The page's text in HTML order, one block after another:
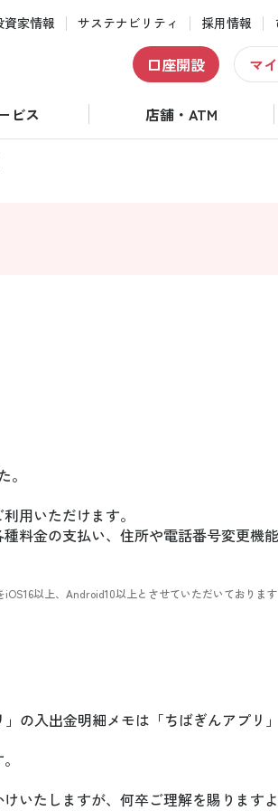
資家情報 サステナビリティ 採用情報
口座開設 マ
ビス 店舗・ATM
用いただけます。
料金の支払い、住所や電話番号変更機
以上、Android10以上とさせていただいております
の入出金明細メモは「ちばぎんアプリ
いたしますが、何卒ご理解を賜ります